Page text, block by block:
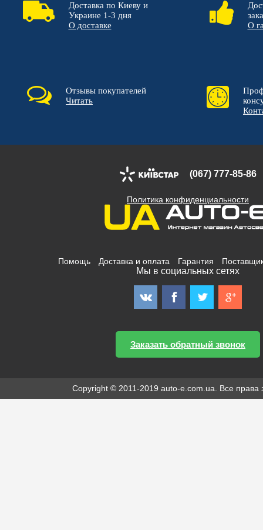
Доставка по Киеву и
Украине 1-3 дня
О доставке
О
Отзывы покупателей
Читать
(067) 777-85-86
Политика конфиденциальности
Помощь Доставка и оплата Гарантия
Мы в социальных сетях
Заказать обратный звонок
Copyright © 2011-2019 auto-e.com.ua. Все